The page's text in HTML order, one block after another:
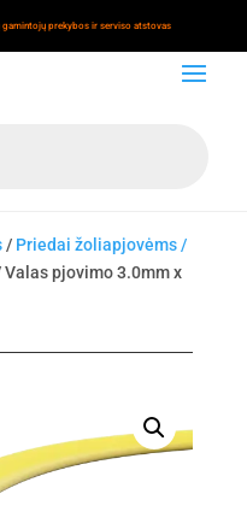
gamintojų prekybos ir serviso atstovas
/ Priedai žoliapjovėms /
Valas pjovimo 3.0mm x